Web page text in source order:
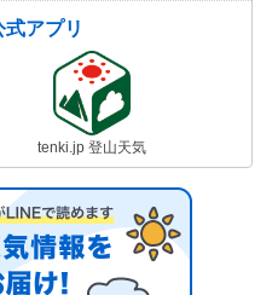
アプリ
tenki.jp 登山天気